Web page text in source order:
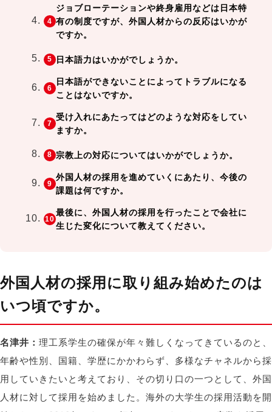
ジョブローテーションや終身雇用などは日本特
有の制度ですが、外国人材からの反応はいかが
ですか。
日本語力はいかがでしょうか。
日本語ができないことによってトラブルになる
ことはないですか。
受け入れにあたってはどのような対応をしてい
ますか。
宗教上の対応についてはいかがでしょうか。
外国人材の採用を進めていくにあたり、今後の
課題は何ですか。
最後に、外国人材の採用を行ったことで会社に
生じた変化について教えてください。
外国人材の採用に取り組み始めたのは
いつ頃ですか。
名津井： 理工系学生の確保が年々難しくなってきているのと、
年齢や性別、国籍、学歴にかかわらず、多様なチャネルから採
用していきたいと考えており、その切り口の一つとして、外国
人材に対して採用を始めました。海外の大学生の採用活動を開